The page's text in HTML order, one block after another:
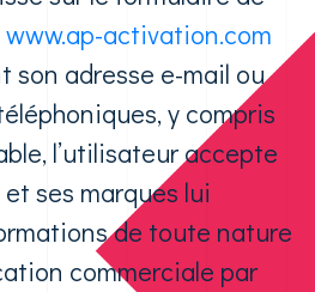
www.ap-activation.com
son adresse e-mail ou
y compris
l’utilisateur accepte
ses marques lui
de toute nature
commerciale par